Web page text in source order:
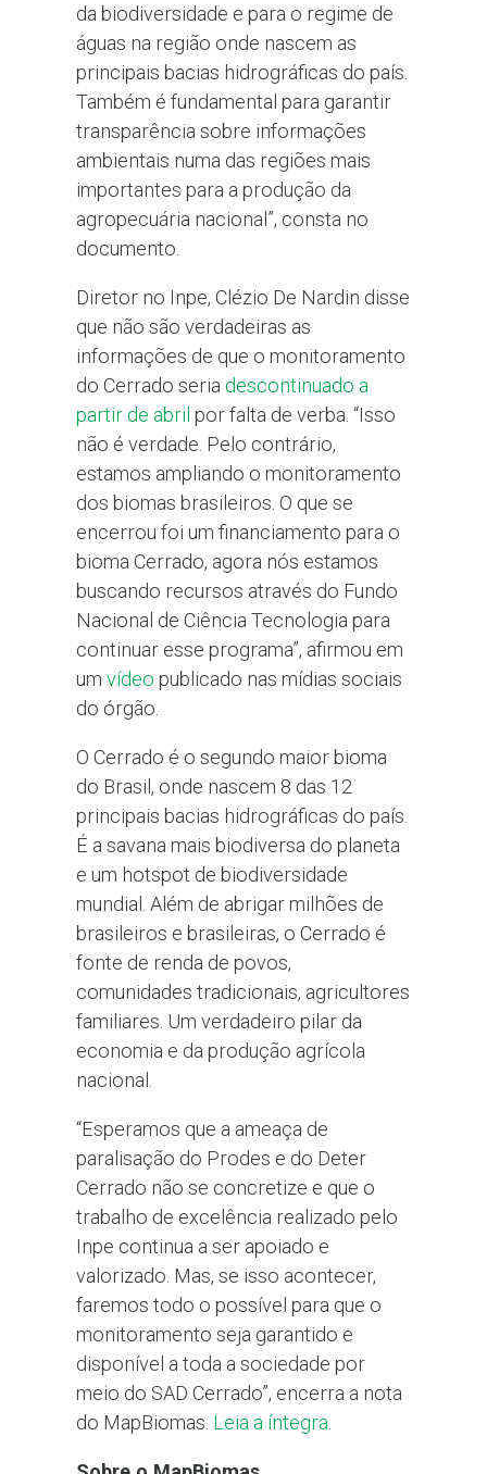
da biodiversidade e para o regime de
águas na região onde nascem as
principais bacias hidrográficas do país.
Também é fundamental para garantir
transparência sobre informações
ambientais numa das regiões mais
importantes para a produção da
agropecuária nacional”, consta no
documento.
Diretor no Inpe, Clézio De Nardin disse
que não são verdadeiras as
informações de que o monitoramento
do Cerrado seria descontinuado a
partir de abril por falta de verba. “Isso
não é verdade. Pelo contrário,
estamos ampliando o monitoramento
dos biomas brasileiros. O que se
encerrou foi um financiamento para o
bioma Cerrado, agora nós estamos
buscando recursos através do Fundo
Nacional de Ciência Tecnologia para
continuar esse programa”, afirmou em
um vídeo publicado nas mídias sociais
do órgão.
O Cerrado é o segundo maior bioma
do Brasil, onde nascem 8 das 12
principais bacias hidrográficas do país.
É a savana mais biodiversa do planeta
e um hotspot de biodiversidade
mundial. Além de abrigar milhões de
brasileiros e brasileiras, o Cerrado é
fonte de renda de povos,
comunidades tradicionais, agricultores
familiares. Um verdadeiro pilar da
economia e da produção agrícola
nacional.
“Esperamos que a ameaça de
paralisação do Prodes e do Deter
Cerrado não se concretize e que o
trabalho de excelência realizado pelo
Inpe continua a ser apoiado e
valorizado. Mas, se isso acontecer,
faremos todo o possível para que o
monitoramento seja garantido e
disponível a toda a sociedade por
meio do SAD Cerrado”, encerra a nota
do MapBiomas. Leia a íntegra